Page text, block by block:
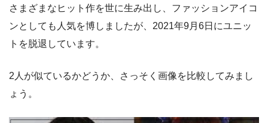
さまざまなヒット作を世に生み出し、ファッションアイコ
ンとしても人気を博しましたが、2021年9月6日にユニッ
トを脱退しています。
2人が似ているかどうか、さっそく画像を比較してみまし
ょう。